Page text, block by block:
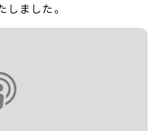
しました。